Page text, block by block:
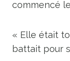
commencé
« Elle était
battait pour